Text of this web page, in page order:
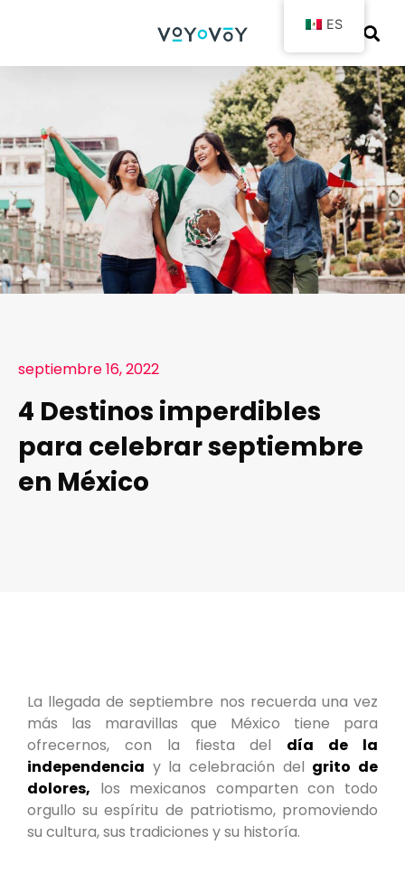
septiembre 16, 2022
4 Destinos imperdibles
para celebrar septiembre
en México
La llegada de septiembre nos recuerda una vez
más las maravillas que México tiene para
ofrecernos, con la fiesta del día de la
independencia y la celebración del grito de
dolores, los mexicanos comparten con todo
orgullo su espíritu de patriotismo, promoviendo
su cultura, sus tradiciones y su historía.
ES